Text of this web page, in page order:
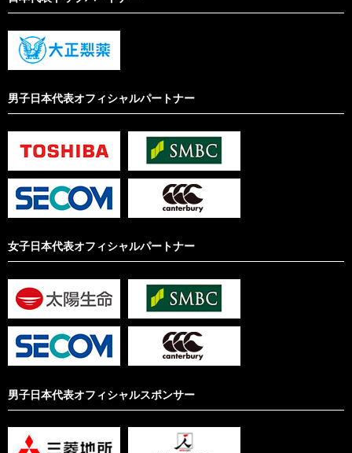
男子日本代表オフィシャルパートナー
女子日本代表オフィシャルパートナー
男子日本代表オフィシャルスポンサー